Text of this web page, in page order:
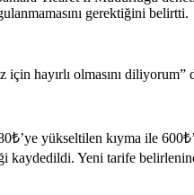
gerektiğini belirtti.
hayırlı olmasını diliyorum”
yükseltilen kıyma ile
kaydedildi. Yeni tarife